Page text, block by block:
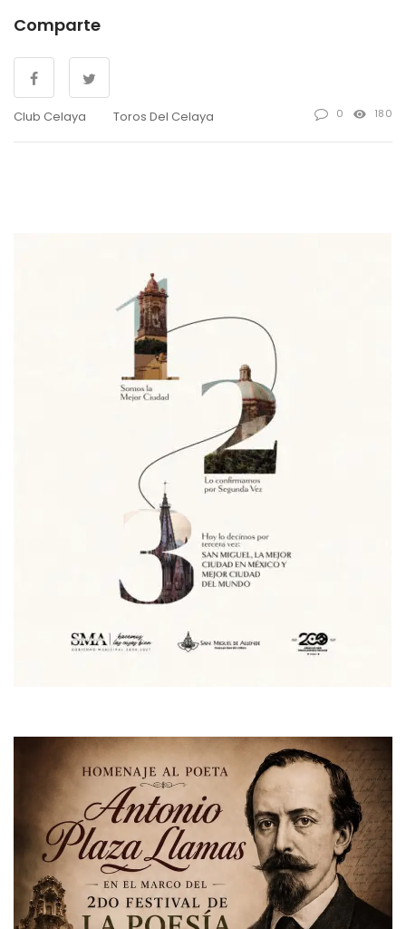
Comparte
Club Celaya Toros Del Celaya 0 180